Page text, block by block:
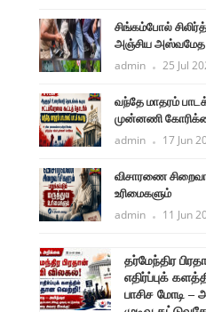
சிங்கம்போல்
அஞ்சிய அஸ்வமேத
admin 25 Jul
வந்தே மாதரம்
முன்னணி
admin 17 Jun
விசாரணை
உரிமைகளும்
admin 11 Jun
தர்மேந்திர
எதிர்ப்புக்
பாசிச மோடி –